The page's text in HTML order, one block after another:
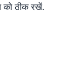
को ठीक रखें.